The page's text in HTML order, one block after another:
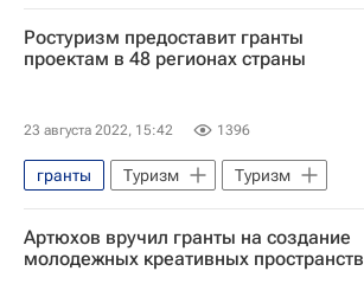
Предприниматели
Ростуризм предоставит гранты
проектам в 48 регионах страны
23 августа 2022, 15:42 1396
гранты Туризм
Туризм
Новости - Туризм
Артюхов вручил гранты на создание
молодежных креативных пространств